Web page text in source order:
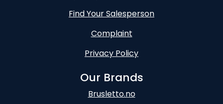
Find Your Salesperson
Complaint
Privacy Policy
Our Brands
Brusletto.no